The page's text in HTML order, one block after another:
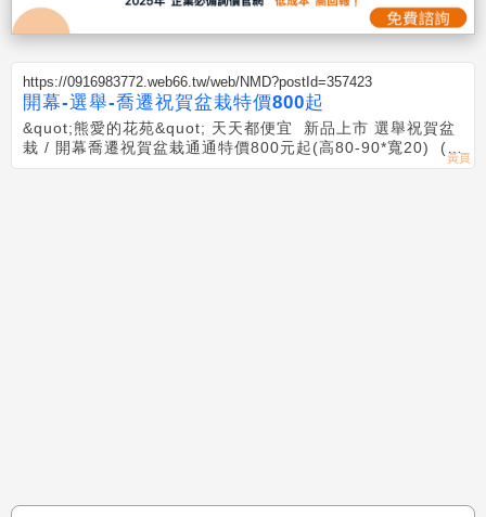
https://0916983772.web66.tw/web/NMD?postId=357423
開幕-選舉-喬遷祝賀盆栽特價800起
&quot;熊愛的花苑&quot; 天天都便宜 新品上市 選舉祝賀盆
栽 / 開幕喬遷祝賀盆栽通通特價800元起(高80-90*寬20) (限
自取~需專人外送另加運費)滿額免運費外送到府